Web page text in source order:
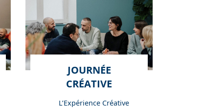
JOURNÉE
CRÉATIVE
L’Expérience Créative